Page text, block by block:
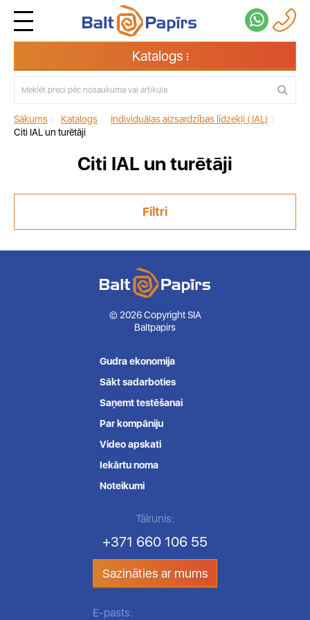
Katalogs
Sākums Katalogs Individuālas aizsardzības līdzekļi ( IAL)
Citi IAL un turētāji
Citi IAL un turētāji
Filtri
© 2026 Copyright SIA
Baltpapirs
Gudra ekonomija
Sākt sadarboties
Saņemt testēšanai
Par kompāniju
Video apskati
Iekārtu noma
Noteikumi
Tālrunis:
+371 660 106 55
Sazināties ar mums
E-pasts: